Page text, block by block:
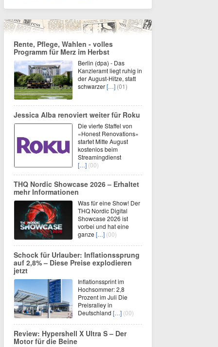
Rente, Pflege, Wahlen - volles
Programm für Merz im Herbst
Berlin (dpa) - Das
Kanzleramt liegt ruhig in
der August-Hitze, statt
schwarzer[…] (01)
Jessica Alba renoviert weiter für Roku
Die vierte Staffel von
«Honest Renovations»
startet Mitte August
kostenlos beim
Streamingdienst
[…] (00)
THQ Nordic Showcase 2026 – Erhaltet
mehr Informationen
Was für eine Show! Der
THQ Nordic Digital
Showcase 2026 ist
vorbei und hat eine
ganze […] (00)
Schock für Urlauber: Inflationssprung
auf 2,8% – Diese Preise explodieren
jetzt
Inflationssprint im
Hochsommer: 2,8
Prozent im Juli Die
Preisralley in
Deutschland […] (00)
Review: Hypershell X Ultra S – Der
Motor für die Beine